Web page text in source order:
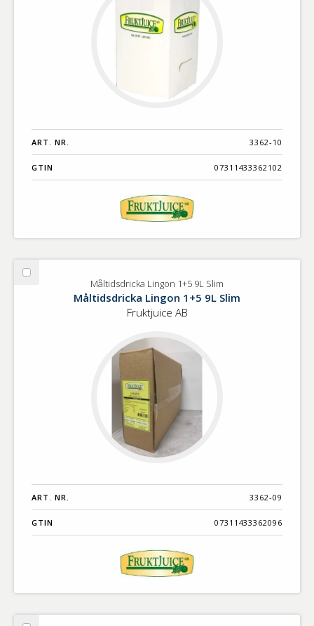
ART. NR. 3362-10
GTIN 07311433362102
Välj
Måltidsdricka Lingon 1+5 9L Slim
Måltidsdricka Lingon 1+5 9L Slim
Fruktjuice AB
ART. NR. 3362-09
GTIN 07311433362096